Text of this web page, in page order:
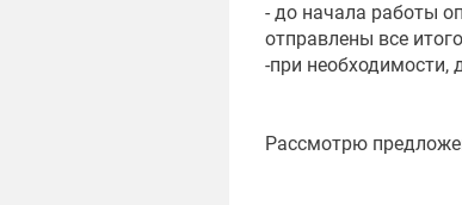
- до начала работы
отправлены все
-при необходимости,
Рассмотрю